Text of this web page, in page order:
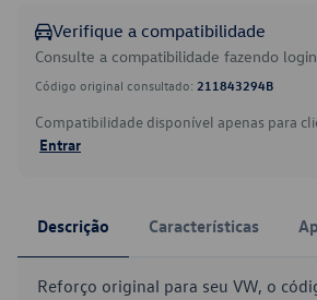
Verifique a compatibilidade
Consulte a compatibilidade fazendo
Código original consultado: 211843294B
Compatibilidade disponível apenas para
Entrar
Descrição Características
Reforço original para seu VW, o